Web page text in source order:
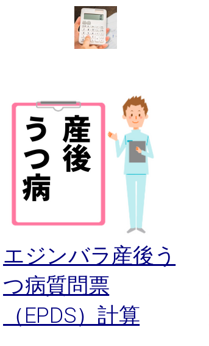
エジンバラ産後う
つ病質問票
（EPDS）計算